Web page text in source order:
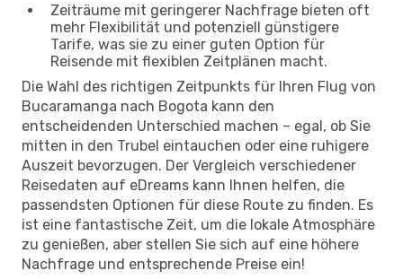
Zeiträume mit geringerer Nachfrage bieten oft
mehr Flexibilität und potenziell günstigere
Tarife, was sie zu einer guten Option für
Reisende mit flexiblen Zeitplänen macht.
Die Wahl des richtigen Zeitpunkts für Ihren Flug von
Bucaramanga nach Bogota kann den
entscheidenden Unterschied machen – egal, ob Sie
mitten in den Trubel eintauchen oder eine ruhigere
Auszeit bevorzugen. Der Vergleich verschiedener
Reisedaten auf eDreams kann Ihnen helfen, die
passendsten Optionen für diese Route zu finden. Es
ist eine fantastische Zeit, um die lokale Atmosphäre
zu genießen, aber stellen Sie sich auf eine höhere
Nachfrage und entsprechende Preise ein!